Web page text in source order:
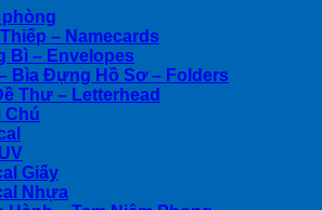
– Namecards
Bì – Envelopes
Bìa Đựng Hồ Sơ – Folders
Thư – Letterhead
Chú
Giấy
Nhựa